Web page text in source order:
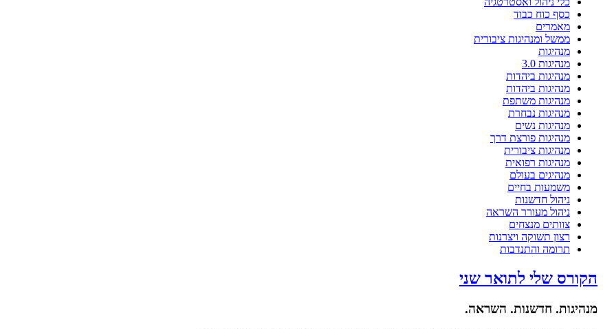
כסף כוח כבוד
מאמרים
ממשל ומנהיגות ציבורית
מנהיגות
מנהיגות 3.0
מנהיגות ביהדות
מנהיגות ביהדות
מנהיגות משתפת
מנהיגות נבחרת
מנהיגות נשים
מנהיגות פורצת דרך
מנהיגות ציבורית
מנהיגות רפואית
מנהיגים בעולם
משמעות בחיים
ניהול חדשנות
ניהול מעורר השראה
צוותים מנצחים
רצון תשוקה ויצרנות
תרומה והתנדבות
הקורס שלי לתואר שני
מנהיגות. חדשנות. השראה.